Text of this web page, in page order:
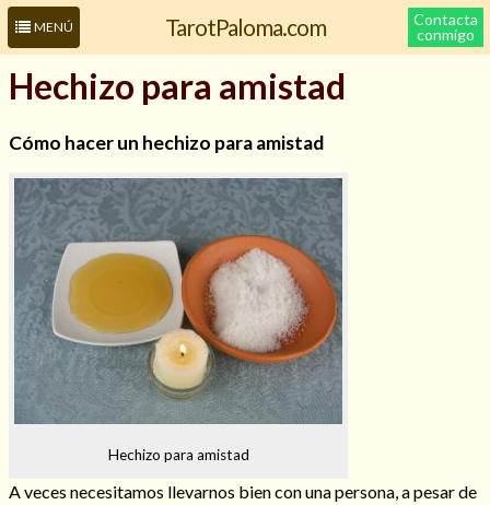
MENÚ TarotPaloma.com
Contacta
conmigo
Leer más sobre mí
Hechizo para amistad
Cómo hacer un hechizo para amistad
Hechizo para amistad
A veces necesitamos llevarnos bien con una persona, a pesar de